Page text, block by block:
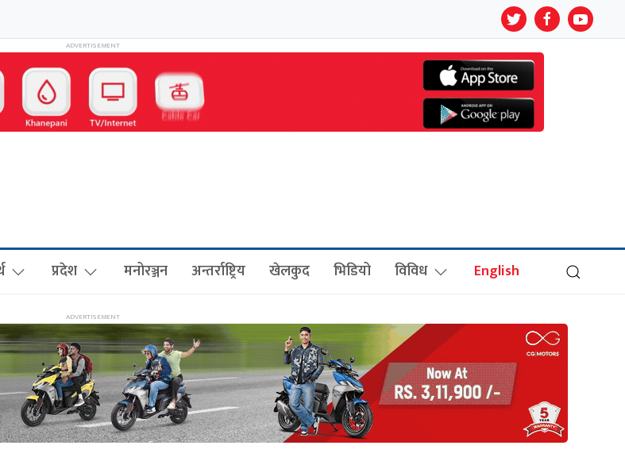
प्रदेश मनोरञ्जन अन्तर्राष्ट्रिय खेलकुद भिडियो विविध English